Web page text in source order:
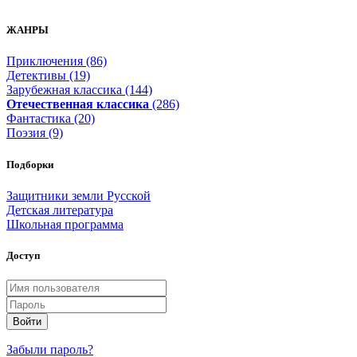
ЖАНРЫ
Приключения (86)
Детективы (19)
Зарубежная классика (144)
Отечественная классика (286)
Фантастика (20)
Поэзия (9)
Подборки
Защитники земли Русской
Детская литература
Школьная программа
Доступ
Войти
Забыли пароль?